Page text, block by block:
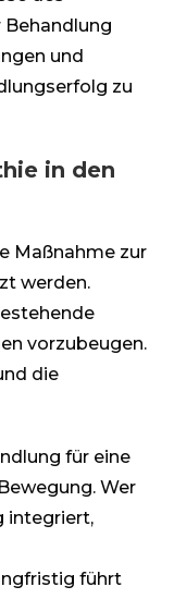
und
zu
in den
Maßnahme zur
werden.
vorzubeugen.
die
für eine
Wer
integriert,
führt